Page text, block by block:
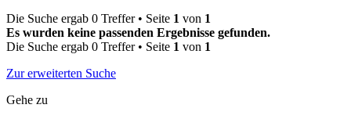
Die Suche ergab 0 Treffer • Seite 1 von 1
Es wurden keine passenden Ergebnisse gefunden.
Die Suche ergab 0 Treffer • Seite 1 von 1
Zur erweiterten Suche
Gehe zu